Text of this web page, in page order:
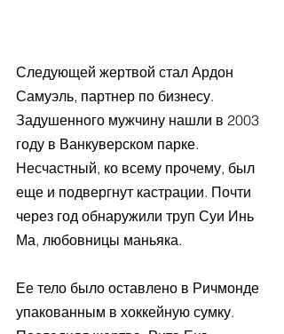
Следующей жертвой стал Ардон
Самуэль, партнер по бизнесу.
Задушенного мужчину нашли в 2003
году в Ванкуверском парке.
Несчастный, ко всему прочему, был
еще и подвергнут кастрации. Почти
через год обнаружили труп Суи Инь
Ма, любовницы маньяка.
Ее тело было оставлено в Ричмонде
упакованным в хоккейную сумку.